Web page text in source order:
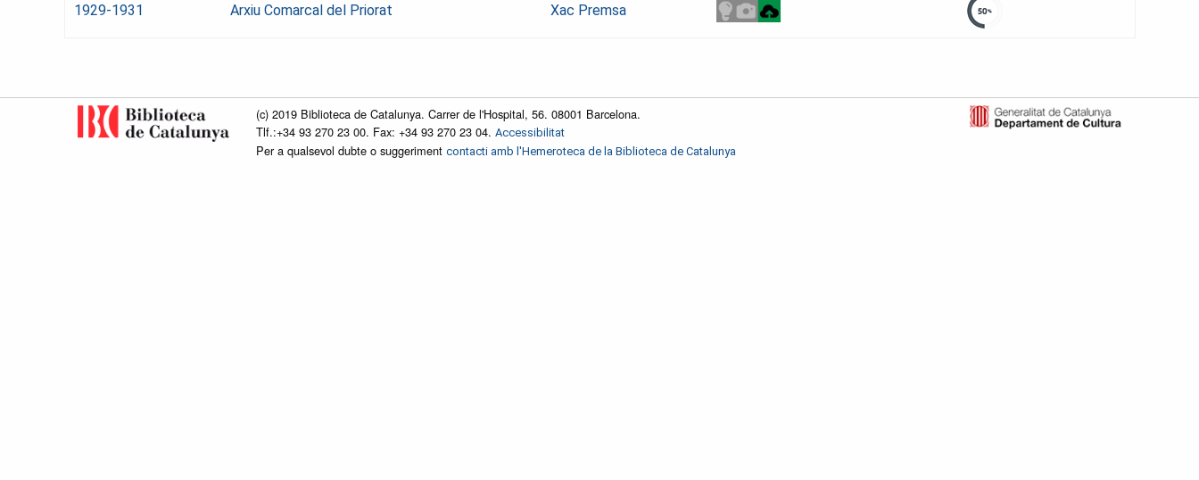
1929-1931 Arxiu Comarcal del Priorat Xac Premsa
(c) 2019 Biblioteca de Catalunya. Carrer de l'Hospital, 56. 08001 Barcelona.
Tlf.:+34 93 270 23 00. Fax: +34 93 270 23 04. Accessibilitat
Per a qualsevol dubte o suggeriment contacti amb l'Hemeroteca de la Biblioteca de Catalunya